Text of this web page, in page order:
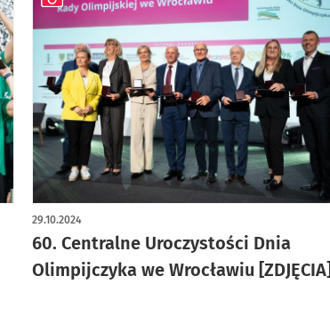
60. Centralne Uroczystości Dnia
Olimpijczyka we Wrocławiu [ZDJĘCIA]
29.10.2024
artykuł z galerią zdjęć